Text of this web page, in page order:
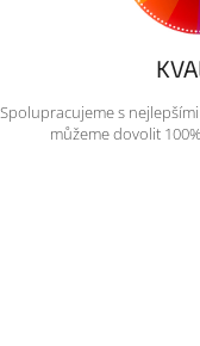
Spolupracujeme s
můžeme dovolit